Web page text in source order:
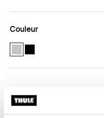
Couleur
Thule TracRac cantilever
Thule TracRac cantilever
Expédition gratuite pour